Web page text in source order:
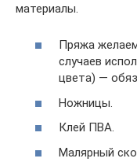
материалы.
Пряжа
случаев
цвета) —
Ножницы.
Клей ПВА.
Малярный